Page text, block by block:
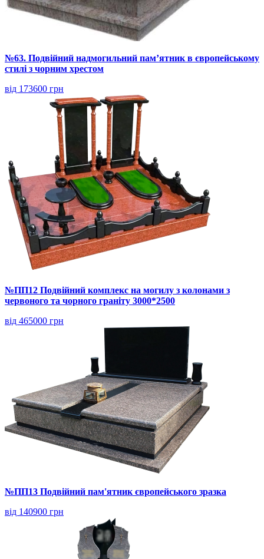
№63. Подвійний надмогильний пам’ятник в європейському
стилі з чорним хрестом
від 173600 грн
№ПП12 Подвійний комплекс на могилу з колонами з
червоного та чорного граніту 3000*2500
від 465000 грн
№ПП13 Подвійний пам'ятник європейського зразка
від 140900 грн